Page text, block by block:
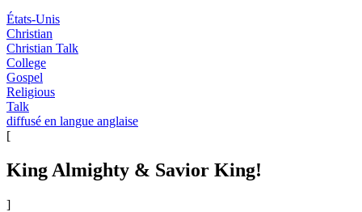
États-Unis
Christian
Christian Talk
College
Gospel
Religious
Talk
diffusé en langue anglaise
[
King Almighty & Savior King!
]